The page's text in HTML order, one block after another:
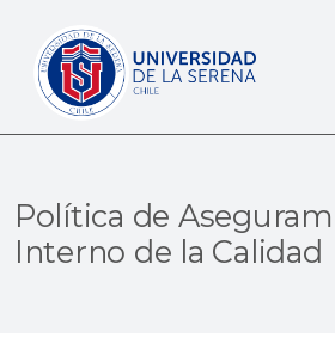
Política de
Interno de la Calidad